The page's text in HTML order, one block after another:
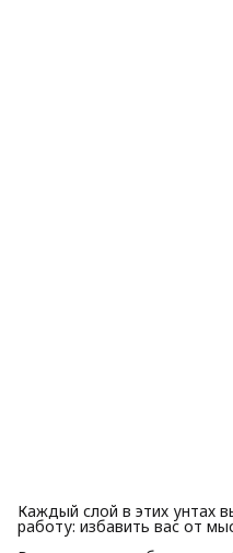
Каждый слой в этих унтах
работу: избавить вас от